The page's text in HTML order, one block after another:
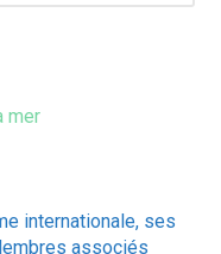
mer
internationale, ses
associés